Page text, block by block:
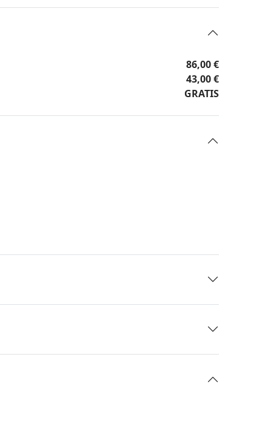
86,00 €
43,00 €
GRATIS